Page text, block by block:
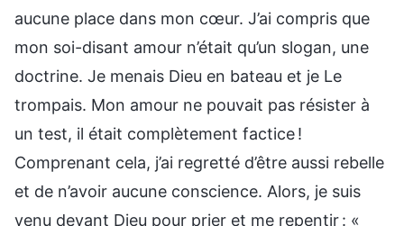
aucune place dans mon cœur. J’ai compris que
mon soi-disant amour n’était qu’un slogan, une
doctrine. Je menais Dieu en bateau et je Le
trompais. Mon amour ne pouvait pas résister à
un test, il était complètement factice !
Comprenant cela, j’ai regretté d’être aussi rebelle
et de n’avoir aucune conscience. Alors, je suis
venu devant Dieu pour prier et me repentir : «